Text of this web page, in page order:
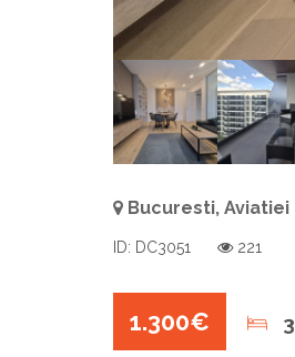
Bucuresti, Aviatiei
ID: DC3051 221
1.300€ 3